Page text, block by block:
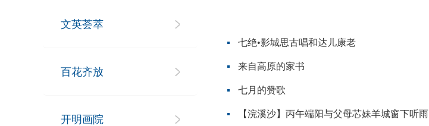
文英荟萃
百花齐放
开明画院
七绝•影城思古唱和达儿康老
来自高原的家书
七月的赞歌
【浣溪沙】丙午端阳与父母芯妹羊城窗下听雨